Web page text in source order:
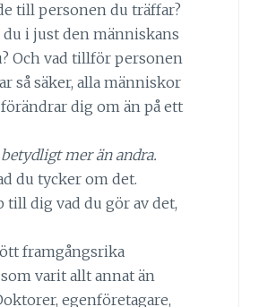
till personen du träffar?
i just den människans
Och vad tillför personen
så säker, alla människor
dig om än på ett
mer än andra.
du tycker om det.
till dig vad du gör av det,
framgångsrika
varit allt annat än
egenföretagare,